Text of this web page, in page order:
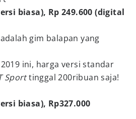
biasa), Rp 249.600 (digital
adalah gim balapan yang
ini, harga versi standar
Sporttinggal 200ribuan saja!
biasa), Rp327.000